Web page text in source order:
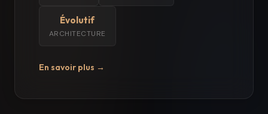
Évolutif
ARCHITECTURE
En savoir plus →